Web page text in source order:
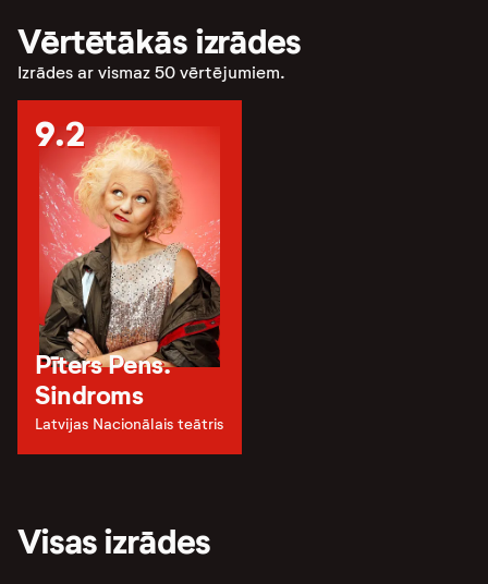
Vērtētākās izrādes
Izrādes ar vismaz 50 vērtējumiem.
9.2
Pīters Pens.
Sindroms
Latvijas Nacionālais teātris
Visas izrādes